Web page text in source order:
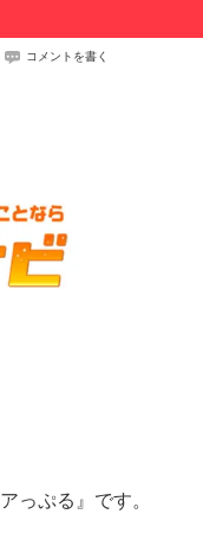
コメントを書く
っぷる』です。